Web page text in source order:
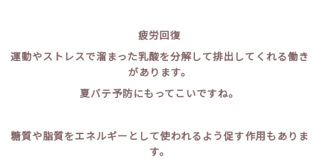
疲労回復
運動やストレスで溜まった乳酸を分解して排出してくれる働き
があります。
夏バテ予防にもってこいですね。
糖質や脂質をエネルギーとして使われるよう促す作用もありま
す。